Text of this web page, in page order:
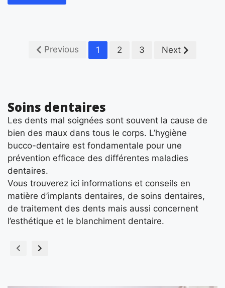
Previous 1 2 3 Next
Soins dentaires
Les dents mal soignées sont souvent la cause de
bien des maux dans tous le corps. L’hygiène
bucco-dentaire est fondamentale pour une
prévention efficace des différentes maladies
dentaires.
Vous trouverez ici informations et conseils en
matière d’implants dentaires, de soins dentaires,
de traitement des dents mais aussi concernent
l’esthétique et le blanchiment dentaire.